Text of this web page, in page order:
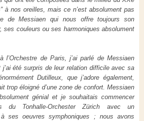
à nos oreilles, mais ce n’est absolument pas
de Messiaen qui nous offre toujours son
ses couleurs ou ses harmoniques absolument
l’Orchestre de Paris, j’ai parlé de Messiaen
été surpris de leur relation difficile avec sa
Dutilleux, que j’adore également,
trop éloigné d’une zone de confort. Messiaen
génial et je souhaitais commencer
du Tonhalle-Orchester Zürich avec un
à ses oeuvres symphoniques ; nous avons